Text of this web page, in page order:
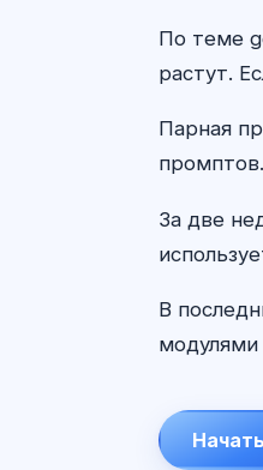
По теме
растут.
Парная
За две
В
модулями